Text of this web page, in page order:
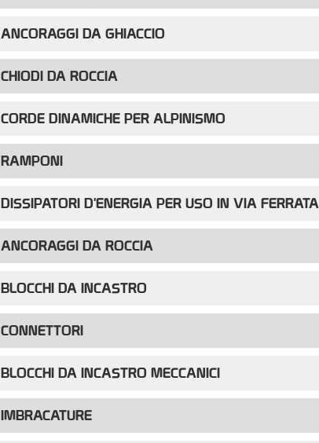
ANCORAGGI DA GHIACCIO
CHIODI DA ROCCIA
CORDE DINAMICHE PER ALPINISMO
RAMPONI
DISSIPATORI D'ENERGIA PER USO IN VIA FERRATA
ANCORAGGI DA ROCCIA
BLOCCHI DA INCASTRO
CONNETTORI
BLOCCHI DA INCASTRO MECCANICI
IMBRACATURE